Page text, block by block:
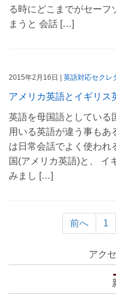
る時にどこまでがセーフ
まうと 会話 […]
2015年2月16日 | 英語対応セクレ
アメリカ英語とイギリ
英語を母国語としている
用いる英語が違う事もあ
は日常会話でよく使われ
国(アメリカ英語)と、 イ
みまし […]
前へ 1
アク